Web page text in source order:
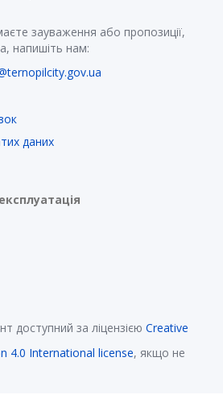
зауваження або пропозиції,
напишіть нам:
даних
доступний за ліцензією Creative
4.0 International license, якщо не